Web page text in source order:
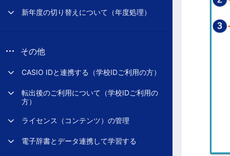
新年度の切り替えについて（年度処理）
その他
CASIO IDと連携する（学校IDご利用の方）
転出後のご利用について（学校IDご利用の
方）
ライセンス（コンテンツ）の管理
電子辞書とデータ連携して学習する